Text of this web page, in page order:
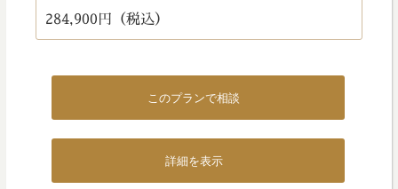
284,900円（税込）
このプランで相談
詳細を表示